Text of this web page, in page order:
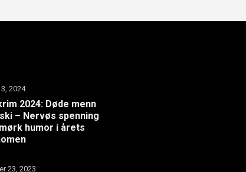
2024
2024: Døde menn
– Nervøs spenning
humor i årets
23, 2023